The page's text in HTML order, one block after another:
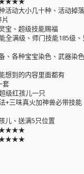
活动大小几十种、活动掉
宝、超级技能赐福
全满级、师门技能185级
、各种宝宝染色、武器染
想到的内容里面都有
套
级红孩儿一只
+三味真火加神兽必带技
儿、送满5只位置